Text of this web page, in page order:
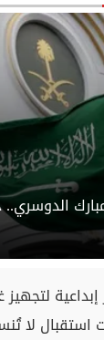
إبداعية
استقبال لا